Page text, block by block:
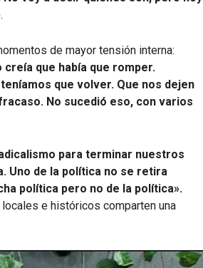
de mayor tensión interna:
que había que romper.
que volver. Que nos dejen
No sucedió eso, con varios
para terminar nuestros
Uno de la política no se retira
política pero no de la política».
e históricos comparten una